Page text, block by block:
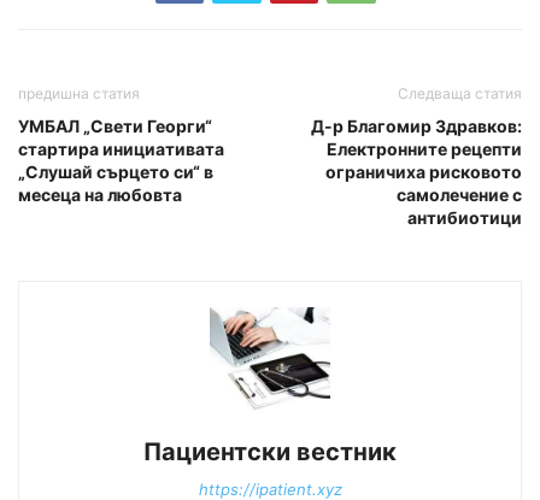
предишна статия
УМБАЛ „Свети Георги“
стартира инициативата
„Слушай сърцето си“ в
месеца на любовта
Следваща статия
Д-р Благомир Здравков:
Електронните рецепти
ограничиха рисковото
самолечение с
антибиотици
Пациентски вестник
https://ipatient.xyz